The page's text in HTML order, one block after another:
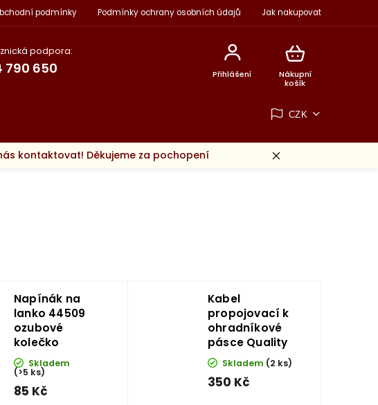
podmínky Podmínky ochrany osobních údajů Jak nakupovat
podpora:
790 650
Nákupní
košík
Přihlášení
CZK
kontaktovat! Děkujeme za pochopení
Napínák na
lanko 44509
ozubové
kolečko
Skladem
(>5 ks)
85 Kč
Kabel
propojovací k
ohradníkové
pásce Quality
Skladem (2 ks)
350 Kč